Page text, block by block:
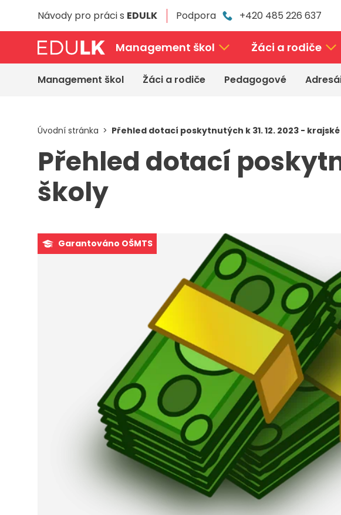
Návody pro práci s EDULK Podpora +420 485 226 637
Management škol Žáci a rodiče
Management škol Žáci a rodiče Pedagogové
Úvodní stránka Přehled dotací poskytnutých k 31. 12. 2023 -
Přehled dotací
školy
Garantováno OŠMTS